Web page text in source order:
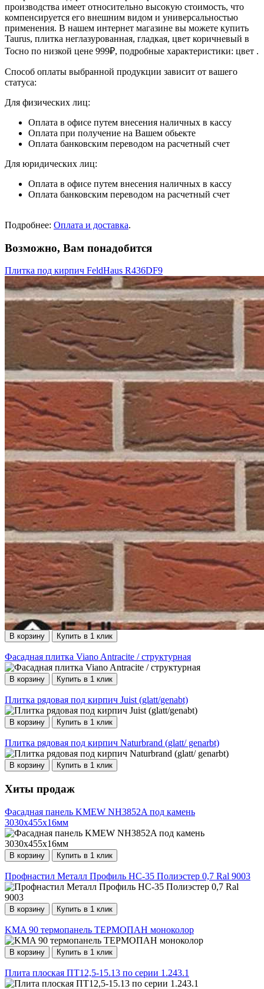
производства имеет относительно высокую стоимость, что
компенсируется его внешним видом и универсальностью
применения. В нашем интернет магазине вы можете купить
Taurus, плитка неглазурованная, гладкая, цвет коричневый в
Тосно по низкой цене 999₽, подробные характеристики: цвет .
Способ оплаты выбранной продукции зависит от вашего
статуса:
Для физических лиц:
Оплата в офисе путем внесения наличных в кассу
Оплата при получение на Вашем обьекте
Оплата банковским переводом на расчетный счет
Для юридических лиц:
Оплата в офисе путем внесения наличных в кассу
Оплата банковским переводом на расчетный счет
Подробнее: Оплата и доставка.
Возможно, Вам понадобится
Плитка под кирпич FeldHaus R436DF9
В корзину Купить в 1 клик
Фасадная плитка Viano Antracite / структурная
В корзину Купить в 1 клик
Плитка рядовая под кирпич Juist (glatt/genabt)
В корзину Купить в 1 клик
Плитка рядовая под кирпич Naturbrand (glatt/ genarbt)
В корзину Купить в 1 клик
Хиты продаж
Фасадная панель KMEW NH3852A под камень
3030х455х16мм
В корзину Купить в 1 клик
Профнастил Металл Профиль НС-35 Полиэстер 0,7 Ral 9003
В корзину Купить в 1 клик
KMA 90 термопанель ТЕРМОПАН моноколор
В корзину Купить в 1 клик
Плита плоская ПТ12,5-15.13 по серии 1.243.1